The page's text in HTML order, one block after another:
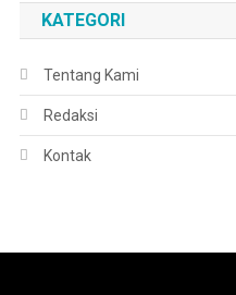
KATEGORI
Tentang Kami
Redaksi
Kontak